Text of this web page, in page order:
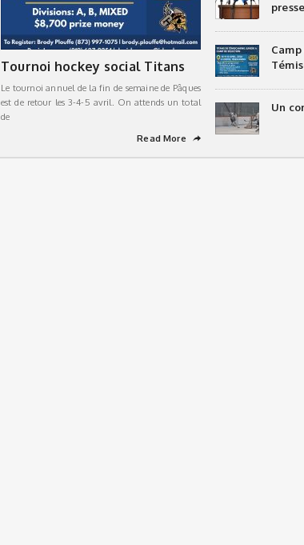
Tournoi hockey social Titans
Le tournoi annuel de la fin de semaine de Pâques
est de retour les 3-4-5 avril. On attends un total
de
Read More
➦
presse
Un